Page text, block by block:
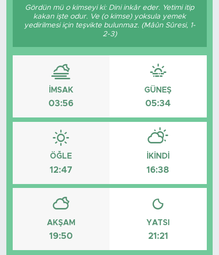
Gördün mü o kimseyi ki: Dini inkâr eder. Yetimi itip
kakan işte odur. Ve (o kimse) yoksula yemek
yedirilmesi için teşvikte bulunmaz. (Mâûn Sûresi, 1-
2-3)
İMSAK
03:56
GÜNEŞ
05:34
ÖĞLE
12:47
İKINDI
16:38
AKŞAM
19:50
YATSI
21:21